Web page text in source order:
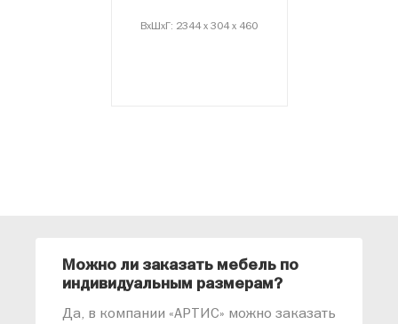
ВxШxГ: 2344 x 304 x 460
Можно ли заказать мебель по
индивидуальным размерам?
Да, в компании «АРТИС» можно заказать